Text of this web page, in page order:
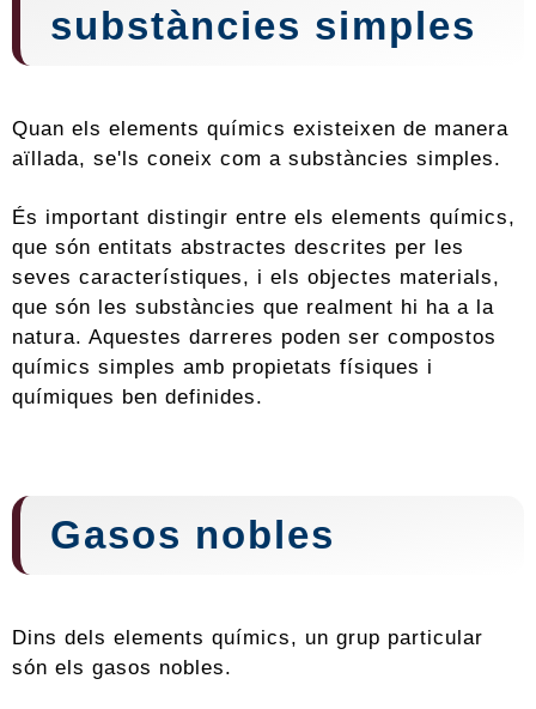
substàncies simples
Quan els elements químics existeixen de manera
aïllada, se'ls coneix com a substàncies simples.
És important distingir entre els elements químics,
que són entitats abstractes descrites per les
seves característiques, i els objectes materials,
que són les substàncies que realment hi ha a la
natura. Aquestes darreres poden ser compostos
químics simples amb propietats físiques i
químiques ben definides.
Gasos nobles
Dins dels elements químics, un grup particular
són els gasos nobles.